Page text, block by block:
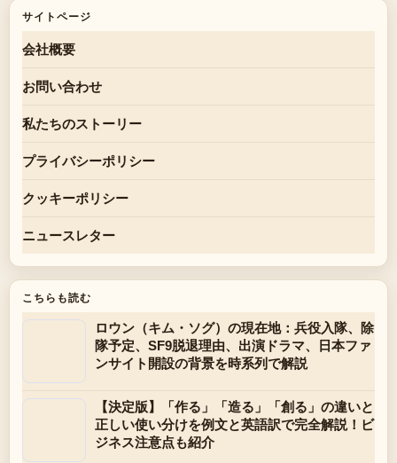
サイトページ
会社概要
お問い合わせ
私たちのストーリー
プライバシーポリシー
クッキーポリシー
ニュースレター
こちらも読む
ロウン（キム・ソグ）の現在地：兵役入隊、除
隊予定、SF9脱退理由、出演ドラマ、日本ファ
ンサイト開設の背景を時系列で解説
【決定版】「作る」「造る」「創る」の違いと
正しい使い分けを例文と英語訳で完全解説！ビ
ジネス注意点も紹介